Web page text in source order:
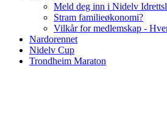
Meld deg inn i Nidelv
Stram familieøkonomi?
Vilkår for medlemskap -
Nardorennet
Nidelv Cup
Trondheim Maraton